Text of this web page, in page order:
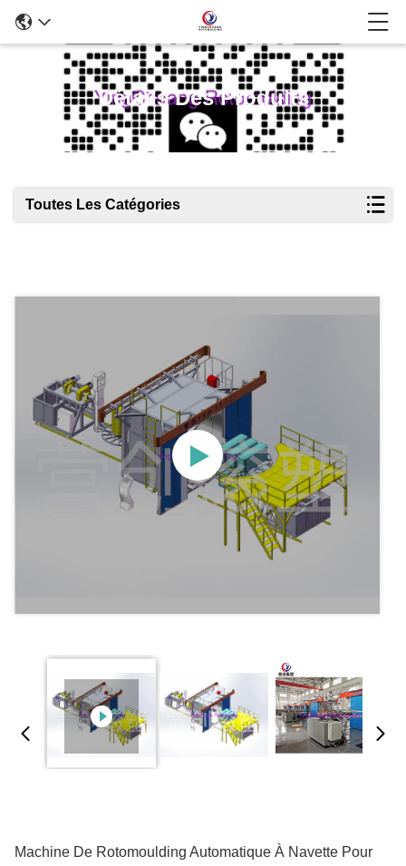
Détails Des Produits
Toutes Les Catégories
Machine De Rotomoulding Automatique À Navette Pour